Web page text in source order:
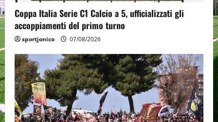
Coppa Italia Serie C1 Calcio a 5, ufficializzati gli
accoppiamenti del primo turno
sportjonico 07/08/2026